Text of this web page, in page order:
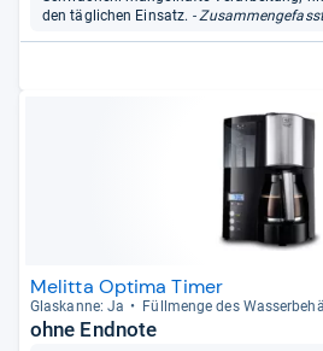
den täglichen Einsatz. -
Melitta Optima Timer
Glas­kanne: Ja Füll­menge des
ohne Endnote